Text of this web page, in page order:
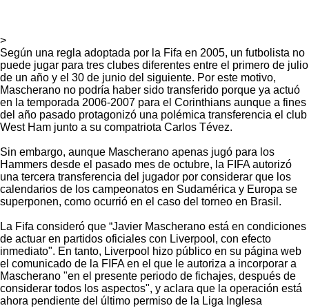
>
Según una regla adoptada por la Fifa en 2005, un futbolista no
puede jugar para tres clubes diferentes entre el primero de julio
de un año y el 30 de junio del siguiente. Por este motivo,
Mascherano no podría haber sido transferido porque ya actuó
en la temporada 2006-2007 para el Corinthians aunque a fines
del año pasado protagonizó una polémica transferencia el club
West Ham junto a su compatriota Carlos Tévez.
Sin embargo, aunque Mascherano apenas jugó para los
Hammers desde el pasado mes de octubre, la FIFA autorizó
una tercera transferencia del jugador por considerar que los
calendarios de los campeonatos en Sudamérica y Europa se
superponen, como ocurrió en el caso del torneo en Brasil.
La Fifa consideró que “Javier Mascherano está en condiciones
de actuar en partidos oficiales con Liverpool, con efecto
inmediato". En tanto, Liverpool hizo público en su página web
el comunicado de la FIFA en el que le autoriza a incorporar a
Mascherano "en el presente periodo de fichajes, después de
considerar todos los aspectos", y aclara que la operación está
ahora pendiente del último permiso de la Liga Inglesa